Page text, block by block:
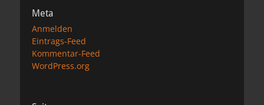
Meta
Anmelden
Eintrags-Feed
Kommentar-Feed
WordPress.org